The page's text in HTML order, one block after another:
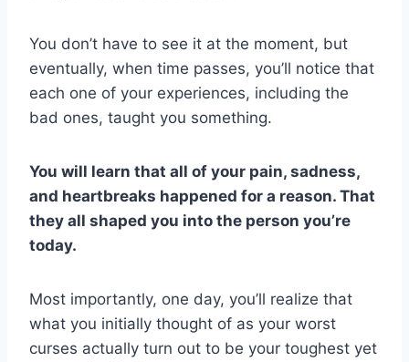
You don’t have to see it at the moment, but
eventually, when time passes, you’ll notice that
each one of your experiences, including the
bad ones, taught you something.
You will learn that all of your pain, sadness,
and heartbreaks happened for a reason. That
they all shaped you into the person you’re
today.
Most importantly, one day, you’ll realize that
what you initially thought of as your worst
curses actually turn out to be your toughest yet